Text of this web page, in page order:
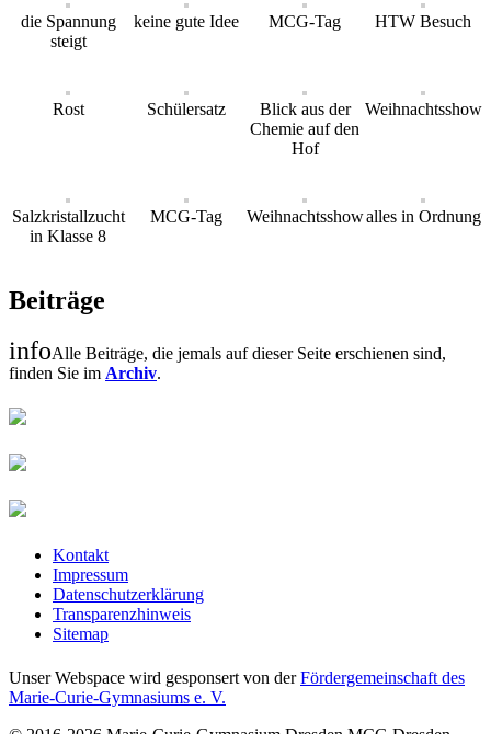
die Spannung
steigt
keine gute Idee MCG-Tag HTW Besuch
Rost Schülersatz
Blick aus der
Chemie auf den
Hof
Weihnachtsshow
Salzkristallzucht
in Klasse 8
MCG-Tag Weihnachtsshowalles in Ordnung
Beiträge
infoAlle Beiträge, die jemals auf dieser Seite erschienen sind,
finden Sie im Archiv.
Kontakt
Impressum
Datenschutzerklärung
Transparenzhinweis
Sitemap
Unser Webspace wird gesponsert von derFördergemeinschaft des
Marie-Curie-Gymnasiums e. V.